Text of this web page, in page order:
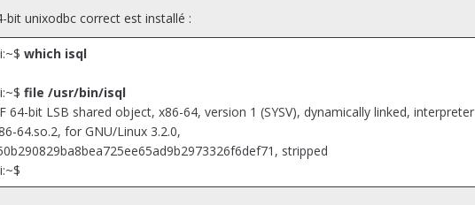
bit unixodbc correct est installé :
which isql
file /usr/bin/isql
64-bit LSB shared object, x86-64, version 1 (SYSV), dynamically linked, interpreter
64.so.2, for GNU/Linux 3.2.0,
stripped